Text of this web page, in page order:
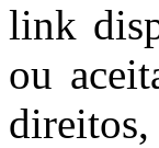
link
ou